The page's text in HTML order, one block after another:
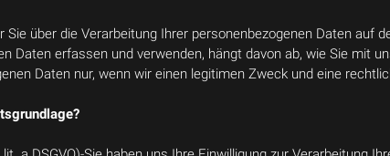
über die Verarbeitung Ihrer personenbezogenen Daten auf
Daten erfassen und verwenden, hängt davon ab, wie Sie mit
Daten nur, wenn wir einen legitimen Zweck und eine